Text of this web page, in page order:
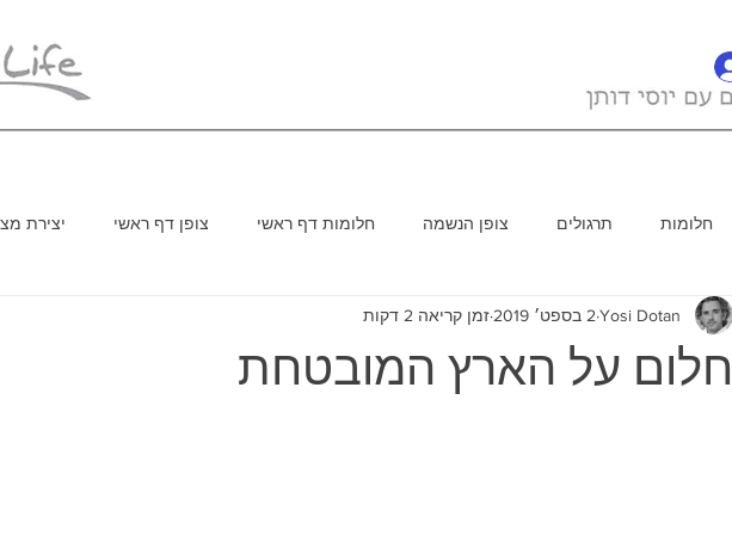
חלומות תרגולים צופן הנשמה חלומות דף ראשי צופן דף ראשי יצירת
חלום על הארץ המובטחת
Yosi Dotan 2 בספט׳ 2019 זמן קריאה 2 דקות